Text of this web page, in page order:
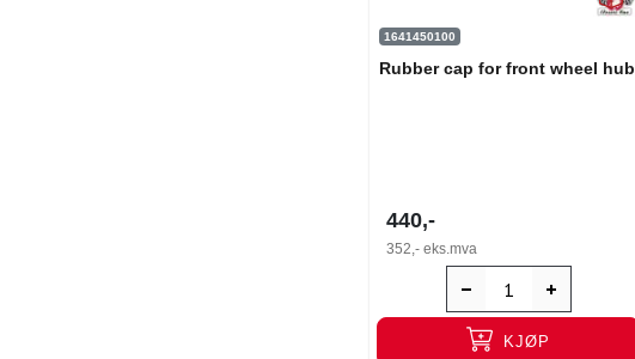
1641450100
Rubber cap for front wheel hub
440,-
352,- eks.mva
KJØP